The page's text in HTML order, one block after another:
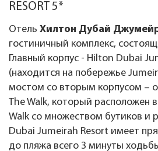
RESORT 5*
Отель Хилтон Дубай
гостиничный комплекс,
Главный корпус - Hilton Dubai
(находится на побережье
мостом со вторым корпусом –
The Walk, который расположен
Walk со множеством бутиков и
Dubai Jumeirah Resort имеет
до пляжа всего 3 минуты